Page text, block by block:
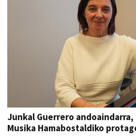
Junkal Guerrero
Musika Hamabostaldiko